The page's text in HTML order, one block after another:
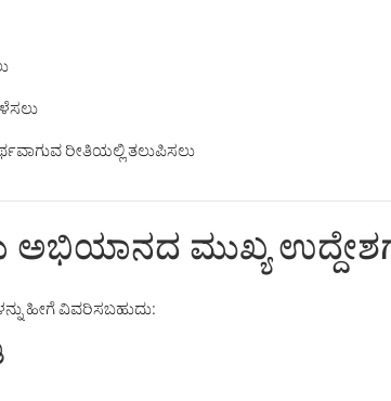
ರೀತಿಯಲ್ಲಿ ತಲುಪಿಸಲು
ಅಭಿಯಾನದ ಮುಖ್ಯ
ಹೀಗೆ ವಿವರಿಸಬಹುದು: